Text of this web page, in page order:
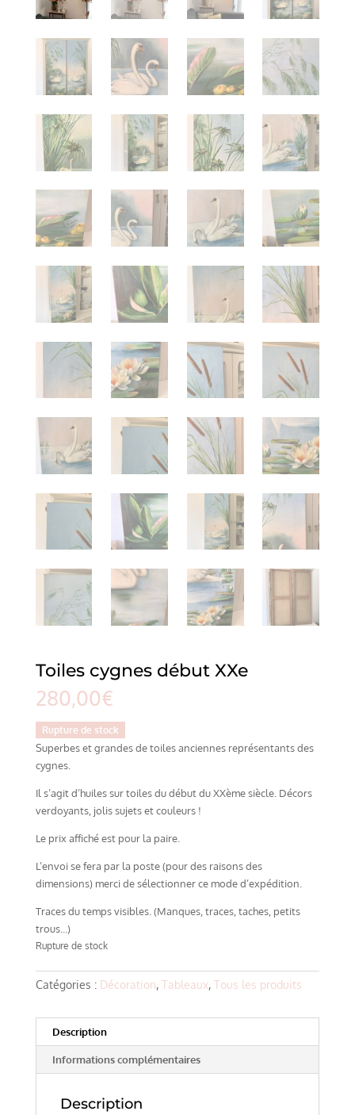
Toiles cygnes début XXe
280,00€
Rupture de stock
Superbes et grandes de toiles anciennes représentants des
cygnes.
Il s’agit d’huiles sur toiles du début du XXème siècle. Décors
verdoyants, jolis sujets et couleurs !
Le prix affiché est pour la paire.
L’envoi se fera par la poste (pour des raisons des
dimensions) merci de sélectionner ce mode d’expédition.
Traces du temps visibles. (Manques, traces, taches, petits
trous…)
Rupture de stock
Catégories : Décoration, Tableaux, Tous les produits
Description
Informations complémentaires
Description